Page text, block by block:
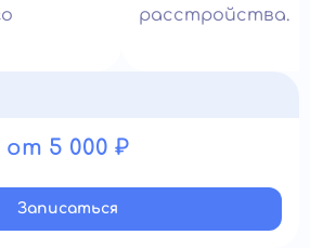
расстройства.
от 5 000 ₽
Записатьcя